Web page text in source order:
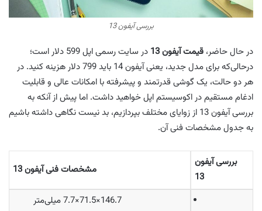
بررسی آیفون 13
در حال حاضر، قیمت آیفون 13
در سایت رسمی اپل 599 دلار است؛
درحالی‌که برای مدل جدید، یعنی آیفون 14 باید 799 دلار هزینه کنید. در
هر دو حالت، یک گوشی قدرتمند و پیشرفته با امکانات عالی و قابلیت
ادغام مستقیم در اکوسیستم اپل خواهید داشت. اما پیش از آنکه به
بررسی آیفون 13 از زوایای مختلف بپردازیم، بد نیست نگاهی داشته باشیم
به جدول مشخصات فنی آن.
بررسی آیفون
13
مشخصات فنی آیفون 13
146.7×71.5×7.7 میلی‌متر